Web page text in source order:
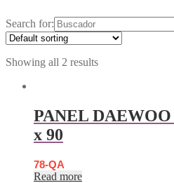
Search for:
Showing all 2 results
PANEL DAEWOO
x 90
78-QA
Read more